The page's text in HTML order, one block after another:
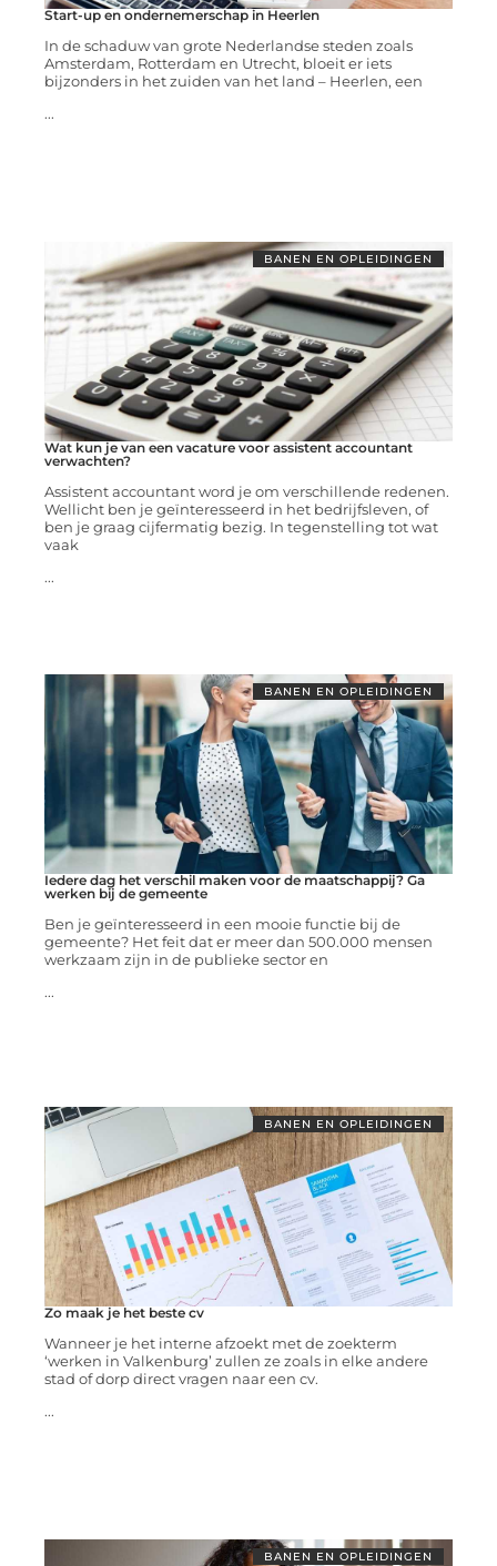
Start-up en ondernemerschap in Heerlen
In de schaduw van grote Nederlandse steden zoals
Amsterdam, Rotterdam en Utrecht, bloeit er iets
bijzonders in het zuiden van het land – Heerlen, een
...
BANEN EN OPLEIDINGEN
Wat kun je van een vacature voor assistent accountant
verwachten?
Assistent accountant word je om verschillende redenen.
Wellicht ben je geïnteresseerd in het bedrijfsleven, of
ben je graag cijfermatig bezig. In tegenstelling tot wat
vaak
...
BANEN EN OPLEIDINGEN
Iedere dag het verschil maken voor de maatschappij? Ga
werken bij de gemeente
Ben je geïnteresseerd in een mooie functie bij de
gemeente? Het feit dat er meer dan 500.000 mensen
werkzaam zijn in de publieke sector en
...
BANEN EN OPLEIDINGEN
Zo maak je het beste cv
Wanneer je het interne afzoekt met de zoekterm
‘werken in Valkenburg’ zullen ze zoals in elke andere
stad of dorp direct vragen naar een cv.
...
BANEN EN OPLEIDINGEN